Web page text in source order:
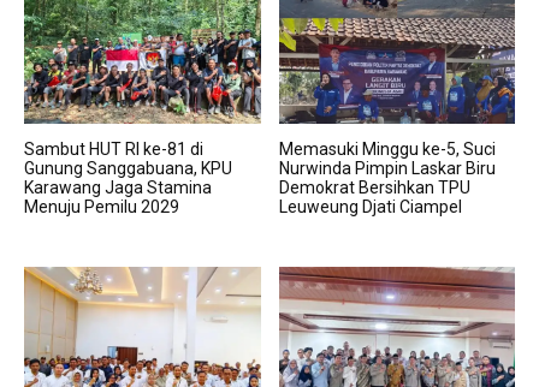
Sambut HUT RI ke-81 di
Gunung Sanggabuana, KPU
Karawang Jaga Stamina
Menuju Pemilu 2029
Memasuki Minggu ke-5, Suci
Nurwinda Pimpin Laskar Biru
Demokrat Bersihkan TPU
Leuweung Djati Ciampel